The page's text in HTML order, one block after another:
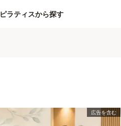
ピラティスから探す